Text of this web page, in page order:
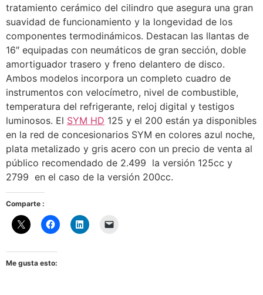
tratamiento cerámico del cilindro que asegura una gran
suavidad de funcionamiento y la longevidad de los
componentes termodinámicos. Destacan las llantas de
16″ equipadas con neumáticos de gran sección, doble
amortiguador trasero y freno delantero de disco.
Ambos modelos incorpora un completo cuadro de
instrumentos con velocímetro, nivel de combustible,
temperatura del refrigerante, reloj digital y testigos
luminosos. El SYM HD 125 y el 200 están ya disponibles
en la red de concesionarios SYM en colores azul noche,
plata metalizado y gris acero con un precio de venta al
público recomendado de 2.499  la versión 125cc y
2799  en el caso de la versión 200cc.
Comparte :
Me gusta esto: